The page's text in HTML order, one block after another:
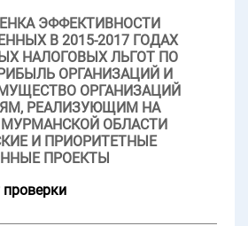
ЭФФЕКТИВНОСТИ
В 2015-2017 ГОДАХ
НАЛОГОВЫХ ЛЬГОТ ПО
ОРГАНИЗАЦИЙ И
ОРГАНИЗАЦИЙ
РЕАЛИЗУЮЩИМ НА
ОБЛАСТИ
И ПРИОРИТЕТНЫЕ
ПРОЕКТЫ
проверки